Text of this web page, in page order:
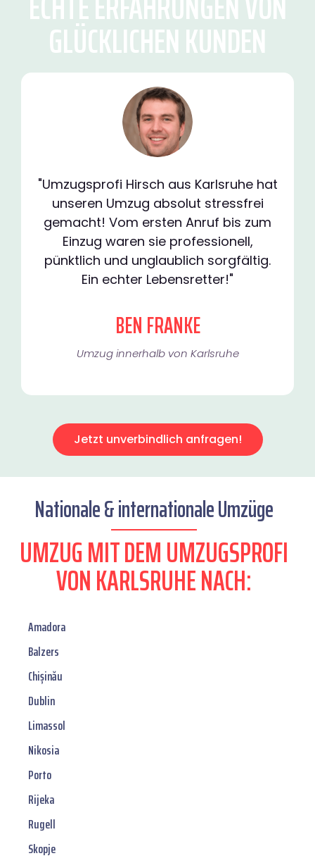
GLÜCKLICHEN KUNDEN
"Umzugsprofi Hirsch aus Karlsruhe hat
unseren Umzug absolut stressfrei
gemacht! Vom ersten Anruf bis zum
Einzug waren sie professionell,
pünktlich und unglaublich sorgfältig.
Ein echter Lebensretter!"
BEN FRANKE
Umzug innerhalb von Karlsruhe​
Jetzt unverbindlich anfragen!
Nationale & internationale Umzüge
UMZUG MIT DEM UMZUGSPROFI
VON KARLSRUHE NACH:
Amadora
Balzers
Chișinău
Dublin
Limassol
Nikosia
Porto
Rijeka
Rugell
Skopje